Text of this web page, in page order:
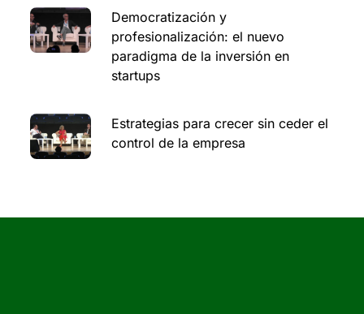
Democratización y
profesionalización: el nuevo
paradigma de la inversión en
startups
Estrategias para crecer sin ceder el
control de la empresa